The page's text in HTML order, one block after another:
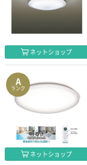
ネットショップ
A
ランク
ネットショップ